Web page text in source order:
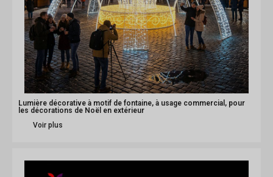
Lumière décorative à motif de fontaine, à usage commercial, pour
les décorations de Noël en extérieur
Voir plus